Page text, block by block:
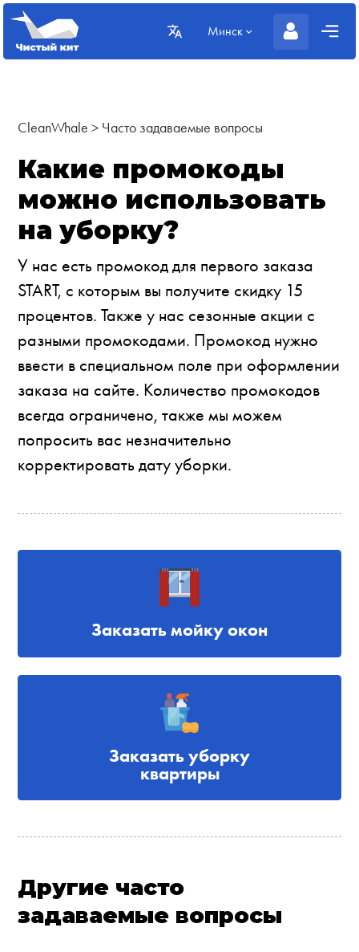
Минск
CleanWhale > Часто задаваемые вопросы
Какие промокоды
можно использовать
на уборку?
У нас есть промокод для первого заказа
START, с которым вы получите скидку 15
процентов. Также у нас сезонные акции с
разными промокодами. Промокод нужно
ввести в специальном поле при оформлении
заказа на сайте. Количество промокодов
всегда ограничено, также мы можем
попросить вас незначительно
корректировать дату уборки.
Заказать мойку окон
Заказать уборку
квартиры
Другие часто
задаваемые вопросы